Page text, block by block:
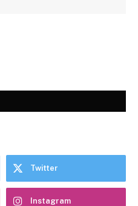
Twitter
Instagram